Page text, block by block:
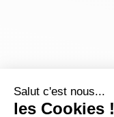
Salut c'est nous...
les Cookies !